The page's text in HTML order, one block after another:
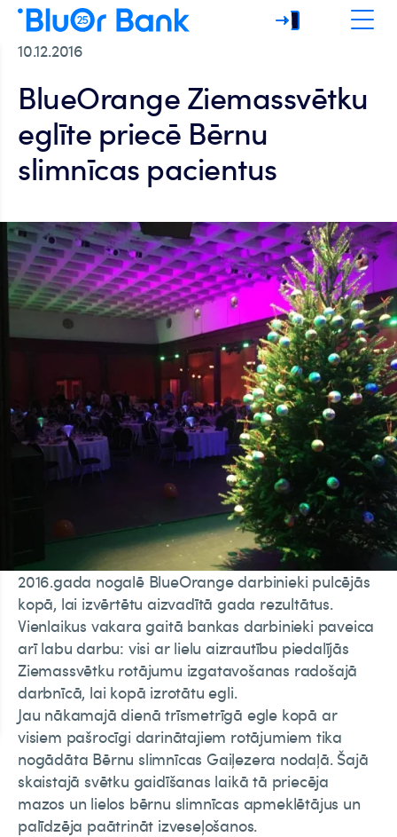
10.12.2016
BlueOrange Ziemassvētku
eglīte priecē Bērnu
slimnīcas pacientus
2016.gada nogalē BlueOrange darbinieki pulcējās
kopā, lai izvērtētu aizvadītā gada rezultātus.
Vienlaikus vakara gaitā bankas darbinieki paveica
arī labu darbu: visi ar lielu aizrautību piedalījās
Ziemassvētku rotājumu izgatavošanas radošajā
darbnīcā, lai kopā izrotātu egli.
Jau nākamajā dienā trīsmetrīgā egle kopā ar
visiem pašrocīgi darinātajiem rotājumiem tika
nogādāta Bērnu slimnīcas Gaiļezera nodaļā. Šajā
skaistajā svētku gaidīšanas laikā tā priecēja
mazos un lielos bērnu slimnīcas apmeklētājus un
palīdzēja paātrināt izveseļošanos.